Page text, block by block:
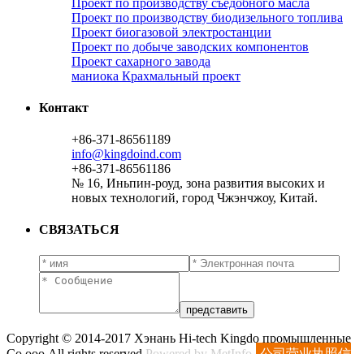
Проект по производству биодизельного топлива
Проект биогазовой электростанции
Проект по добыче заводских компонентов
Проект сахарного завода
маниока Крахмальный проект
Контакт
+86-371-86561189
info@kingdoind.com
+86-371-86561186
№ 16, Иньпин-роуд, зона развития высоких и
новых технологий, город Чжэнчжоу, Китай.
СВЯЗАТЬСЯ
Copyright © 2014-2017 Хэнань Hi-tech Kingdo промышленные